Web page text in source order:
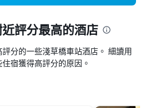
評分最高的酒店
分的一些淺草橋車站酒店。 細讀用
宿獲得高評分的原因。